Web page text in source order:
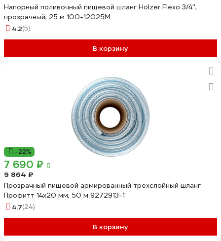
Напорный поливочный пищевой шланг Holzer Flexo 3/4'',
прозрачный, 25 м 100-12025M
4.2(5)
В корзину
-22%
7 690 ₽
9 864 ₽
Прозрачный пищевой армированный трехслойный шланг
Профитт 14x20 мм, 50 м 9272913-1
4.7(24)
В корзину